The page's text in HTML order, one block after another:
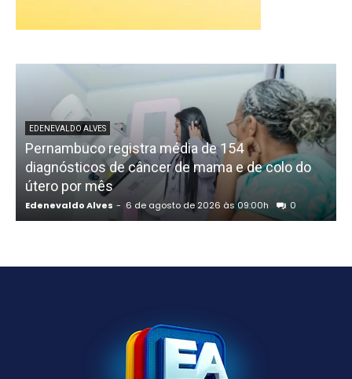
EDENEVALDO ALVES
Pernambuco registra média de 154
diagnósticos de câncer de mama e de colo do
útero por mês
Edenevaldo Alves - 6 de agosto de 2026 às 09:00h 0